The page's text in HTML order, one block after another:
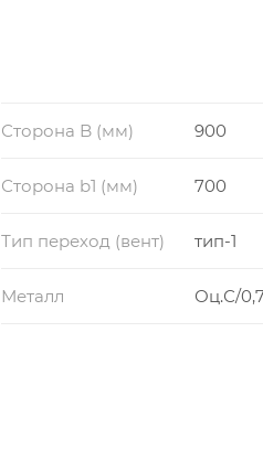
Сторона B (мм) 900
Сторона b1 (мм) 700
Тип переход (вент) тип-1
Металл Оц.С/